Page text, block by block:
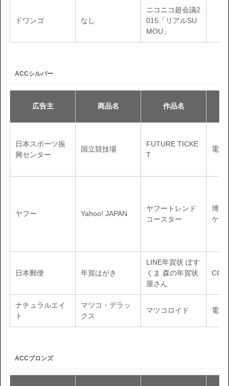
ドワンゴ なし
ニコニコ超会議2
015「リアルSU
MOU」
ACCシルバー
広告主 商品名 作品名
日本スポーツ振
興センター
国立競技場
FUTURE TICKE
T
電通
ヤフー Yahoo! JAPAN
ヤフートレンド
コースター
博報
ケト
日本郵便 年賀はがき
LINE年賀状 ぽす
くま 森の年賀状
屋さん
ナチュラルエイ
ト
マツコ・デラッ
クス
マツコロイド 電通
ACCブロンズ